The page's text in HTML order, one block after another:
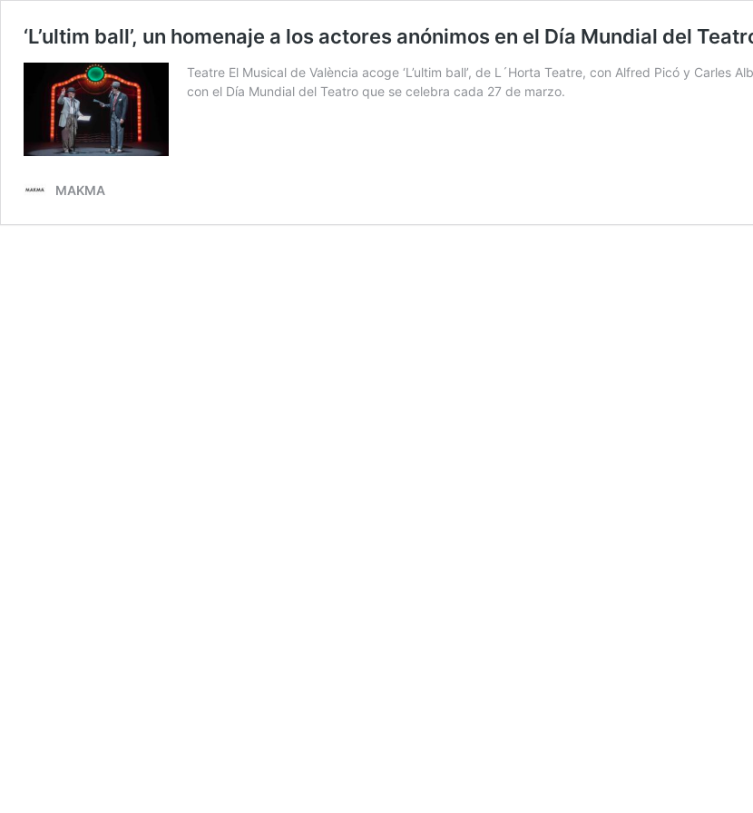
‘L’ultim ball’, un homenaje a los actores anónimos en el Día Mundial del
Teatre El Musical de València acoge ‘L’ultim ball’, de L´Horta Teatre, con Alfred Picó y Carles
con el Día Mundial del Teatro que se celebra cada 27 de marzo.
MAKMA